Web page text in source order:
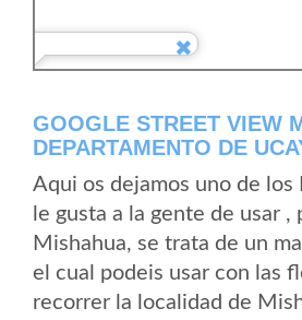
GOOGLE STREET VIEW
DEPARTAMENTO DE
Aqui os dejamos uno de los
le gusta a la gente de usar ,
Mishahua, se trata de un
el cual podeis usar con las
recorrer la localidad de